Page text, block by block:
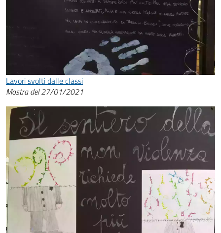
Lavori svolti dalle classi
Mostra del 27/01/2021